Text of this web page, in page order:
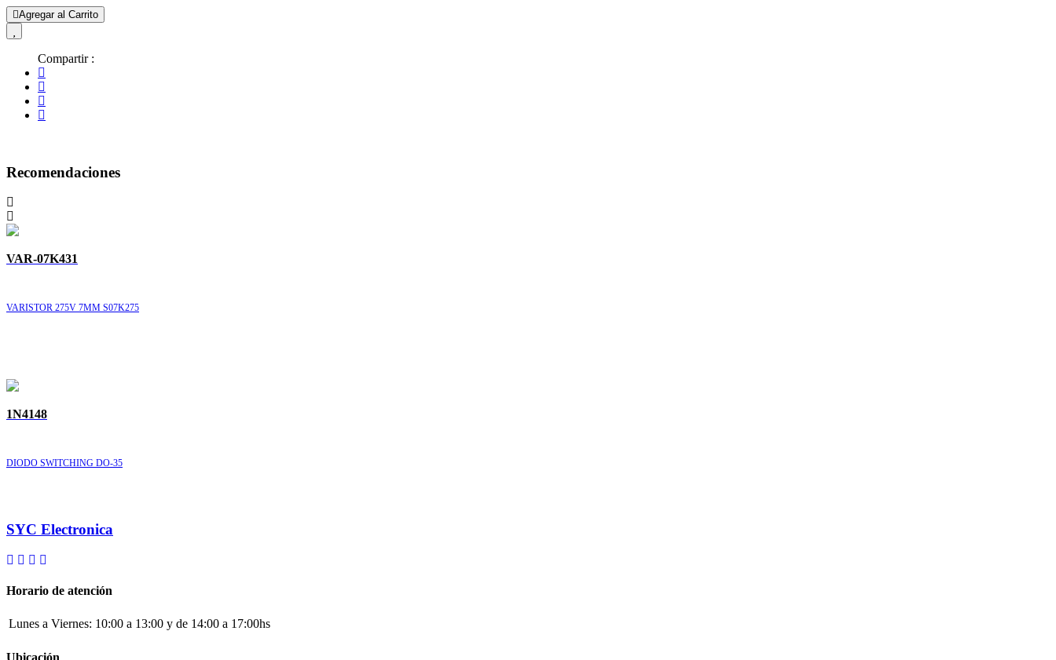
Agregar al Carrito
Compartir :
Recomendaciones
VAR-07K431
VARISTOR 275V 7MM S07K275
1N4148
DIODO SWITCHING DO-35
SYC Electronica
Horario de atención
Lunes a Viernes: 10:00 a 13:00 y de 14:00 a 17:00hs
Ubicación